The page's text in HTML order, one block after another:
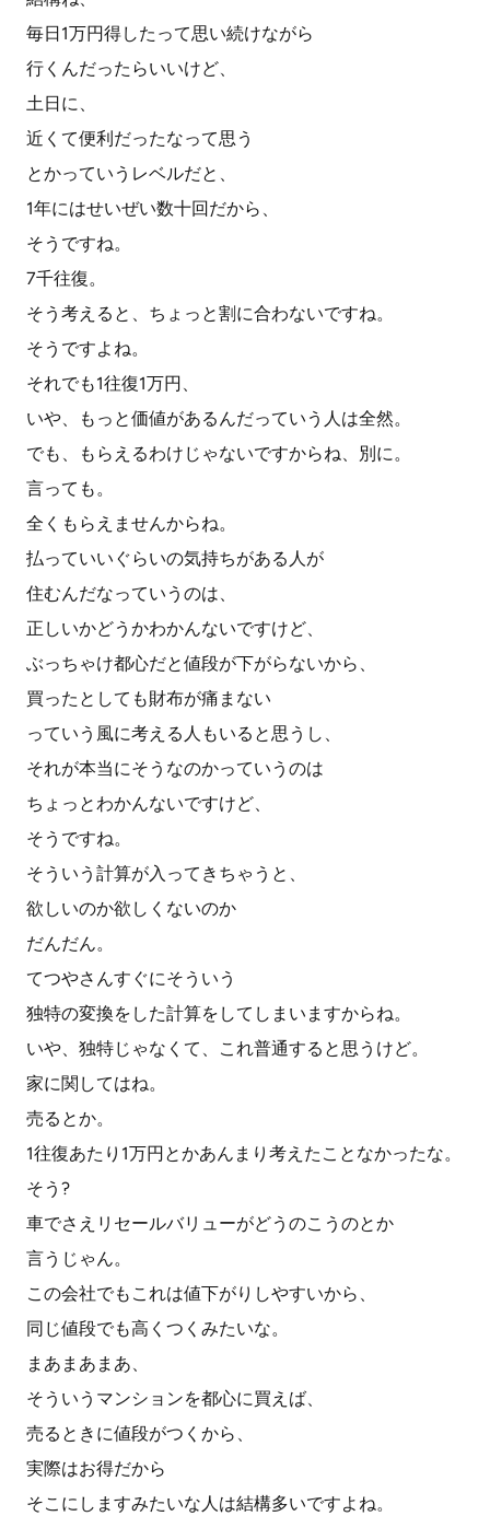
毎日1万円得したって思い続けながら
行くんだったらいいけど、
土日に、
近くて便利だったなって思う
とかっていうレベルだと、
1年にはせいぜい数十回だから、
そうですね。
7千往復。
そう考えると、ちょっと割に合わないですね。
そうですよね。
それでも1往復1万円、
いや、もっと価値があるんだっていう人は全然。
でも、もらえるわけじゃないですからね、別に。
言っても。
全くもらえませんからね。
払っていいぐらいの気持ちがある人が
住むんだなっていうのは、
正しいかどうかわかんないですけど、
ぶっちゃけ都心だと値段が下がらないから、
買ったとしても財布が痛まない
っていう風に考える人もいると思うし、
それが本当にそうなのかっていうのは
ちょっとわかんないですけど、
そうですね。
そういう計算が入ってきちゃうと、
欲しいのか欲しくないのか
だんだん。
てつやさんすぐにそういう
独特の変換をした計算をしてしまいますからね。
いや、独特じゃなくて、これ普通すると思うけど。
家に関してはね。
売るとか。
1往復あたり1万円とかあんまり考えたことなかったな。
そう?
車でさえリセールバリューがどうのこうのとか
言うじゃん。
この会社でもこれは値下がりしやすいから、
同じ値段でも高くつくみたいな。
まあまあまあ、
そういうマンションを都心に買えば、
売るときに値段がつくから、
実際はお得だから
そこにしますみたいな人は結構多いですよね。